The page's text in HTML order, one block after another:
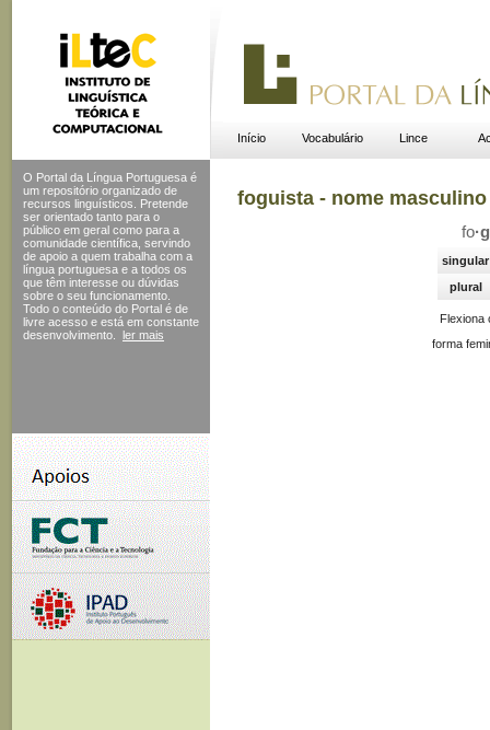
Início Vocabulário Lince
O Portal da Língua Portuguesa é
um repositório organizado de
recursos linguísticos. Pretende
ser orientado tanto para o
público em geral como para a
comunidade científica, servindo
de apoio a quem trabalha com a
língua portuguesa e a todos os
que têm interesse ou dúvidas
sobre o seu funcionamento.
Todo o conteúdo do Portal é de
livre acesso e está em constante
desenvolvimento.
ler mais
foguista - nome masculino
fo·
singular
plural
Flexiona
forma